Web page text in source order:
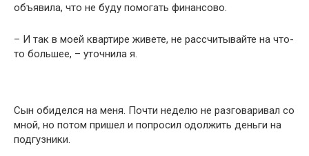
объявила, что не буду помогать финансово.
– И так в моей квартире живете, не рассчитывайте на что-
то большее, – уточнила я.
Сын обиделся на меня. Почти неделю не разговаривал со
мной, но потом пришел и попросил одолжить деньги на
подгузники.